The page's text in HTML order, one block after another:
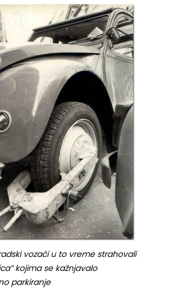
vozači u to vreme strahovali
kojima se kažnjavalo
parkiranje